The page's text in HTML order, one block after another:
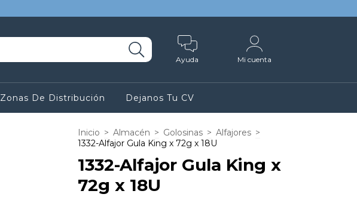
Ayuda Mi cuenta
Zonas De Distribución Dejanos Tu CV
Inicio > Almacén > Golosinas > Alfajores >
1332-Alfajor Gula King x 72g x 18U
1332-Alfajor Gula King x
72g x 18U